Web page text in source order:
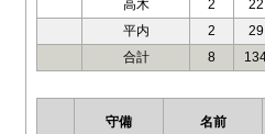
高木
2
22
平内
2
29
合計
8
守備 名前